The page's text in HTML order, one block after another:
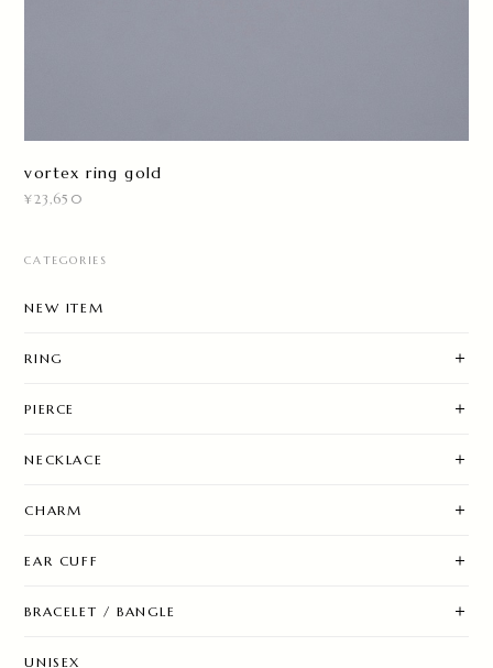
vortex ring gold
¥23,650
CATEGORIES
NEW ITEM
RING
PIERCE
NECKLACE
CHARM
EAR CUFF
BRACELET / BANGLE
UNISEX